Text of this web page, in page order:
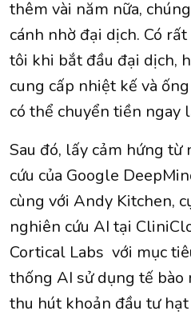
thêm vài năm nữa,
cánh nhờ đại dịch. Có
tôi khi bắt đầu đại dịch,
cung cấp nhiệt kế và
có thể chuyển tiền ngay
Sau đó, lấy cảm hứng từ
cứu của Google
cùng với Andy Kitchen,
nghiên cứu AI tại
Cortical Labs với mục
thống AI sử dụng tế bào
thu hút khoản đầu tư